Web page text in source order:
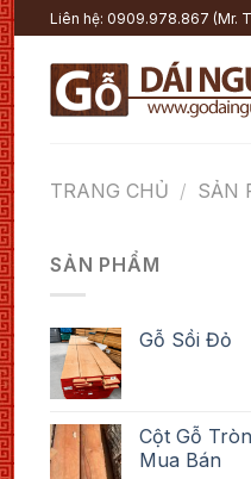
Chuyển
đến
nội
dung
Liên hệ: 0909.978.867 (Mr.
TRANG CHỦ / SẢN
SẢN PHẨM
Gỗ Sồi Đỏ
Cột Gỗ
Mua Bán